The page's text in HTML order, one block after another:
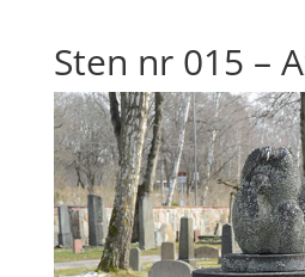
Sten nr 015 –